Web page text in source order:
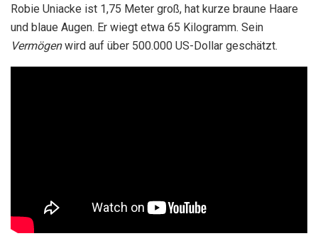
Robie Uniacke ist 1,75 Meter groß, hat kurze braune Haare
und blaue Augen. Er wiegt etwa 65 Kilogramm. Sein
Vermögenwird auf über 500.000 US-Dollar geschätzt.